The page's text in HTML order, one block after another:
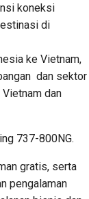
koneksi
di
ke Vietnam,
dan sektor
dan
737-800NG.
gratis, serta
pengalaman